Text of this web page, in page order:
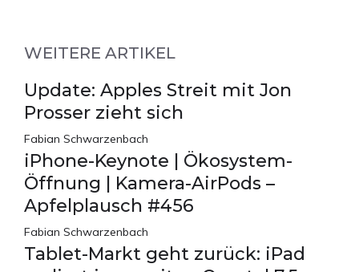
WEITERE ARTIKEL
Update: Apples Streit mit Jon
Prosser zieht sich
Fabian Schwarzenbach
iPhone-Keynote | Ökosystem-
Öffnung | Kamera-AirPods –
Apfelplausch #456
Fabian Schwarzenbach
Tablet-Markt geht zurück: iPad